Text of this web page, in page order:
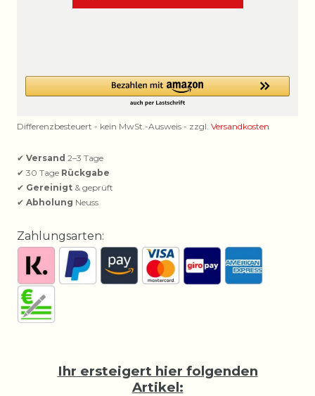
Differenzbesteuert - kein MwSt.-Ausweis - zzgl. Versandkosten
✔ Versand 2–3 Tage
✔ 30 Tage Rückgabe
✔ Gereinigt & geprüft
✔ Abholung Neuss
Zahlungsarten:
Ihr ersteigert hier folgenden
Artikel: